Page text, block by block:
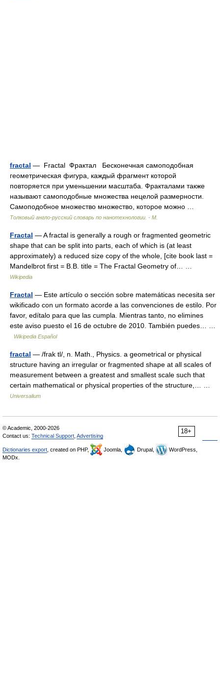
fractal — Fractal Фрактал Бесконечная самоподобная
геометрическая фигура, каждый фрагмент которой
повторяется при уменьшении масштаба. Фракталами также
называют самоподобные множества нецелой размерности.
Самоподобное множество множество, которое можно …
Толковый англо-русский словарь по нанотехнологии. - М.
Fractal — A fractal is generally a rough or fragmented geometric
shape that can be split into parts, each of which is (at least
approximately) a reduced size copy of the whole, [cite book last =
Mandelbrot first = B.B. title = The Fractal Geometry of… …
Wikipedia
Fractal — Este artículo o sección sobre matemáticas necesita ser
wikificado con un formato acorde a las convenciones de estilo. Por
favor, edítalo para que las cumpla. Mientras tanto, no elimines
este aviso puesto el 16 de octubre de 2010. También puedes… …
Wikipedia Español
fractal — /frak tl/, n. Math., Physics. a geometrical or physical
structure having an irregular or fragmented shape at all scales of
measurement between a greatest and smallest scale such that
certain mathematical or physical properties of the structure,… …
Universalium
18+
© Academic, 2000-2026
Contact us: Technical Support Advertising
Dictionaries export , created on PHP, Joomla, Drupal,
WordPress,
MODx.